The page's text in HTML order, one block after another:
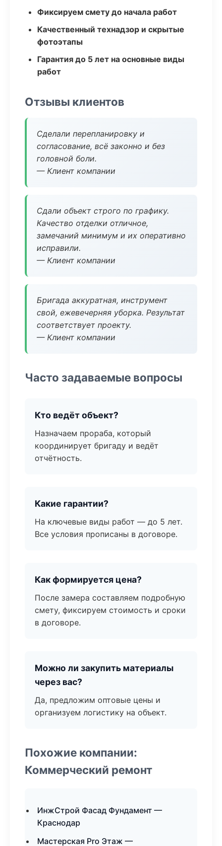
Фиксируем смету до начала работ
Качественный технадзор и скрытые
фотоэтапы
Гарантия до 5 лет на основные виды
работ
Отзывы клиентов
Сделали перепланировку и
согласование, всё законно и без
головной боли.
— Клиент компании
Сдали объект строго по графику.
Качество отделки отличное,
замечаний минимум и их оперативно
исправили.
— Клиент компании
Бригада аккуратная, инструмент
свой, ежевечерняя уборка. Результат
соответствует проекту.
— Клиент компании
Часто задаваемые вопросы
Кто ведёт объект?
Назначаем прораба, который
координирует бригаду и ведёт
отчётность.
Какие гарантии?
На ключевые виды работ — до 5 лет.
Все условия прописаны в договоре.
Как формируется цена?
После замера составляем подробную
смету, фиксируем стоимость и сроки
в договоре.
Можно ли закупить материалы
через вас?
Да, предложим оптовые цены и
организуем логистику на объект.
Похожие компании:
Коммерческий ремонт
ИнжСтрой Фасад Фундамент —
Краснодар
Мастерская Pro Этаж —